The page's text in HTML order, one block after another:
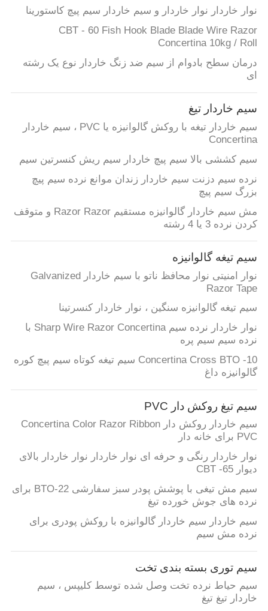
درخواست
نقل
قول
نقشه
سایت
PRIVACY
POLICY
نوار خاردار نوار خاردار و سیم خاردار سیم پیچ کاستورینا
CBT - 60 Fish Hook Blade Blade Wire Razor
Concertina 10kg / Roll
درمان سطح بادوام از سیم ضد زنگ خاردار نوع یک رشته
ای
سیم خاردار تیغ
سیم خاردار تیغه با روکش گالوانیزه یا PVC ، سیم خاردار
Concertina
سیم کششی بالا سیم پیچ خاردار سیم ریش کنسرتین سیم
نرده سیم دزنت سیم خاردار زندان موانع نرده سیم پیچ
بزرگ سیم پیچ
مش سیم خاردار گالوانیزه مستقیم Razor Razor و متوقف
کردن نرده 3 یا 4 رشته
سیم تیغه گالوانیزه
نوار امنیتی نوار محافظ ناتو با سیم خاردار Galvanized
Razor Tape
سیم تیغه گالوانیزه سنگین ، نوار خاردار کنسرتینا
نوار خاردار نرده سیم Sharp Wire Razor Concertina با
نرده سیم سیم پره
Concertina Cross BTO -10 سیم تیغه کوتاه سیم پیچ کوره
گالوانیزه داغ
سیم تیغ روکش دار PVC
سیم خاردار روکش دار Concertina Color Razor Ribbon
PVC برای خانه دار
نوار خاردار رنگی و حرفه ای نوار خاردار نوار خاردار بالای
دیوار CBT -65
سیم مش تیغی با پوشش پودر سبز سفارشی BTO-22 برای
نرده های جوش خورده تیغ
سیم خاردار سیم خاردار گالوانیزه با روکش پودری برای
نرده مش سیم
سیم توری بسته بندی تخت
سیم حیاط نرده تخت وصل شده توسط کلیپس ، سیم
خاردار تیغ تیغ